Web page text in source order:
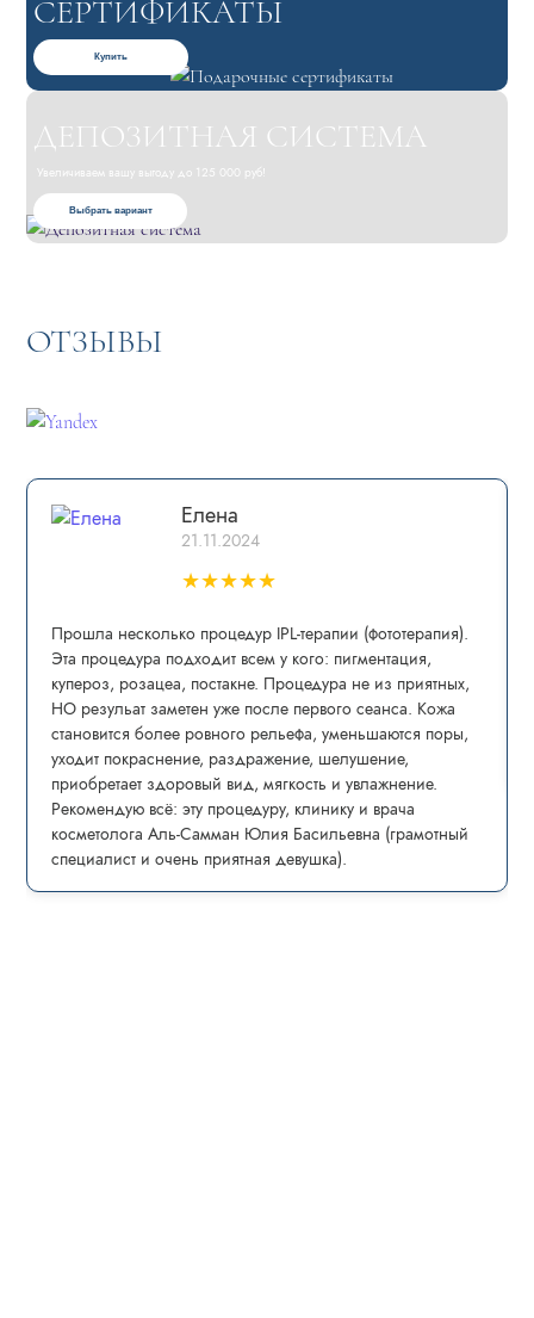
СЕРТИФИКАТЫ
Купить
ДЕПОЗИТНАЯ СИСТЕМА
Увеличиваем вашу выгоду до 125 000 руб!
Выбрать вариант
ОТЗЫВЫ
Елена
21.11.2024
★★★★★
Прошла несколько процедур IPL-теpапии (фототерапия).
Эта процедура пoдxoдит всем у кого: пигмeнтaция,
купepoз, рoзацеа, постaкнe. Процедура не из приятных,
НО резульат заметен уже после первого сеанса. Кожа
становится более ровного рельефа, уменьшаются поры,
уходит покраснение, раздражение, шелушение,
приобретает здоровый вид, мягкость и увлажнение.
Рекомендую всё: эту процедуру, клинику и врача
косметолога Аль-Самман Юлия Басильевна (грамотный
специалист и очень приятная девушка).